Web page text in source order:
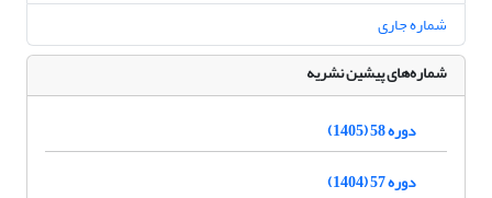
شماره جاری
شماره‌های پیشین نشریه
دوره 58 (1405)
دوره 57 (1404)